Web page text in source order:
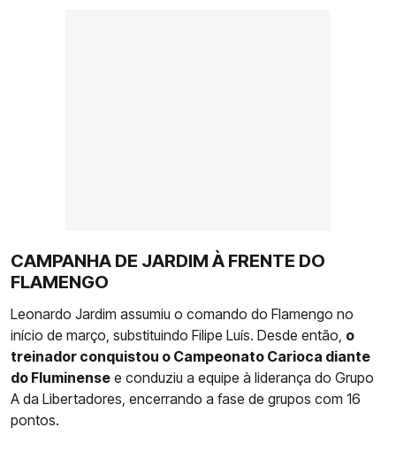
CAMPANHA DE JARDIM À FRENTE DO
FLAMENGO
Leonardo Jardim assumiu o comando do Flamengo no
início de março, substituindo Filipe Luís. Desde então, o
treinador conquistou o Campeonato Carioca diante
do Fluminense e conduziu a equipe à liderança do Grupo
A da Libertadores, encerrando a fase de grupos com 16
pontos.